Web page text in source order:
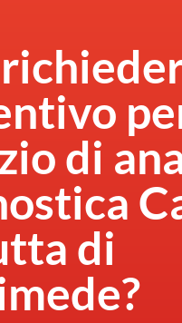
di
di